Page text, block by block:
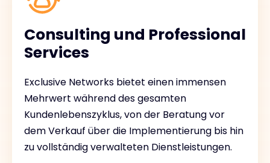
Consulting und Professional
Services
Exclusive Networks bietet einen immensen
Mehrwert während des gesamten
Kundenlebenszyklus, von der Beratung vor
dem Verkauf über die Implementierung bis hin
zu vollständig verwalteten Dienstleistungen.